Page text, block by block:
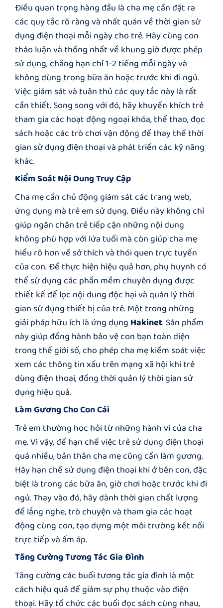
Điều quan trọng hàng đầu là cha mẹ cần đặt ra
các quy tắc rõ ràng và nhất quán về thời gian sử
dụng điện thoại mỗi ngày cho trẻ. Hãy cùng con
thảo luận và thống nhất về khung giờ được phép
sử dụng, chẳng hạn chỉ 1-2 tiếng mỗi ngày và
không dùng trong bữa ăn hoặc trước khi đi ngủ.
Việc giám sát và tuân thủ các quy tắc này là rất
cần thiết. Song song với đó, hãy khuyến khích trẻ
tham gia các hoạt động ngoại khóa, thể thao, đọc
sách hoặc các trò chơi vận động để thay thế thời
gian sử dụng điện thoại và phát triển các kỹ năng
khác.
Kiểm Soát Nội Dung Truy Cập
Cha mẹ cần chủ động giám sát các trang web,
ứng dụng mà trẻ em sử dụng. Điều này không chỉ
giúp ngăn chặn trẻ tiếp cận những nội dung
không phù hợp với lứa tuổi mà còn giúp cha mẹ
hiểu rõ hơn về sở thích và thói quen trực tuyến
của con. Để thực hiện hiệu quả hơn, phụ huynh có
thể sử dụng các phần mềm chuyên dụng được
thiết kế để lọc nội dung độc hại và quản lý thời
gian sử dụng thiết bị của trẻ. Một trong những
giải pháp hữu ích là ứng dụng Hakinet. Sản phẩm
này giúp đồng hành bảo vệ con bạn toàn diện
trong thế giới số, cho phép cha mẹ kiểm soát việc
xem các thông tin xấu trên mạng xã hội khi trẻ
dùng điện thoại, đồng thời quản lý thời gian sử
dụng hiệu quả.
Làm Gương Cho Con Cái
Trẻ em thường học hỏi từ những hành vi của cha
mẹ. Vì vậy, để hạn chế việc trẻ sử dụng điện thoại
quá nhiều, bản thân cha mẹ cũng cần làm gương.
Hãy hạn chế sử dụng điện thoại khi ở bên con, đặc
biệt là trong các bữa ăn, giờ chơi hoặc trước khi đi
ngủ. Thay vào đó, hãy dành thời gian chất lượng
để lắng nghe, trò chuyện và tham gia các hoạt
động cùng con, tạo dựng một môi trường kết nối
trực tiếp và ấm áp.
Tăng Cường Tương Tác Gia Đình
Tăng cường các buổi tương tác gia đình là một
cách hiệu quả để giảm sự phụ thuộc vào điện
thoại. Hãy tổ chức các buổi đọc sách cùng nhau,